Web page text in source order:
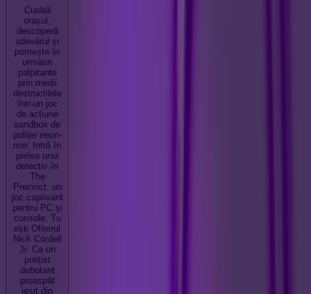
Curăță
orașul,
descoperă
adevărul și
pornește în
urmăriri
palpitante
prin medii
destructibile
într-un joc
de acțiune
sandbox de
poliție neon-
noir. Intră în
pielea unui
detectiv în
The
Precinct, un
joc captivant
pentru PC și
console. Tu
ești Ofițerul
Nick Cordell
Jr. Ca un
polițist
debutant
proaspăt
ieșit din